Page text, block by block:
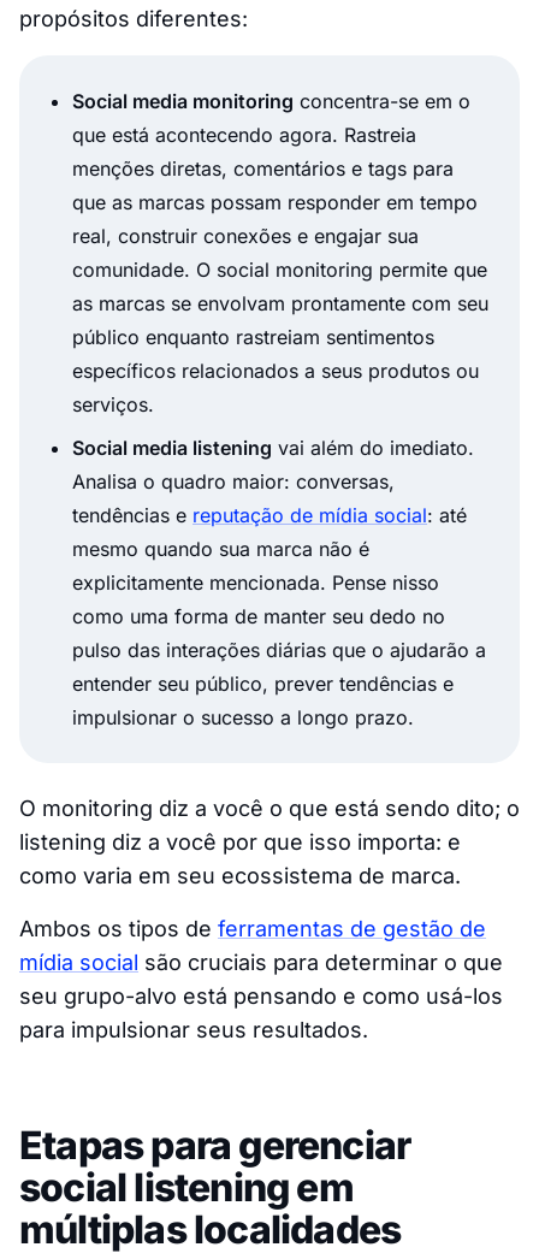
propósitos diferentes:
Social media monitoring concentra-se em o
que está acontecendo agora. Rastreia
menções diretas, comentários e tags para
que as marcas possam responder em tempo
real, construir conexões e engajar sua
comunidade. O social monitoring permite que
as marcas se envolvam prontamente com seu
público enquanto rastreiam sentimentos
específicos relacionados a seus produtos ou
serviços.
Social media listening vai além do imediato.
Analisa o quadro maior: conversas,
tendências e reputação de mídia social: até
mesmo quando sua marca não é
explicitamente mencionada. Pense nisso
como uma forma de manter seu dedo no
pulso das interações diárias que o ajudarão a
entender seu público, prever tendências e
impulsionar o sucesso a longo prazo.
O monitoring diz a você o que está sendo dito; o
listening diz a você por que isso importa: e
como varia em seu ecossistema de marca.
Ambos os tipos de ferramentas de gestão de
mídia social são cruciais para determinar o que
seu grupo-alvo está pensando e como usá-los
para impulsionar seus resultados.
Etapas para gerenciar
social listening em
múltiplas localidades